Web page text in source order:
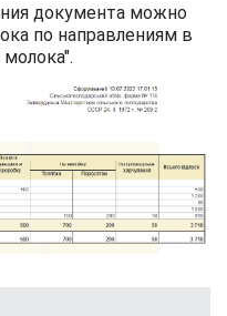
документа можно
по направлениям в